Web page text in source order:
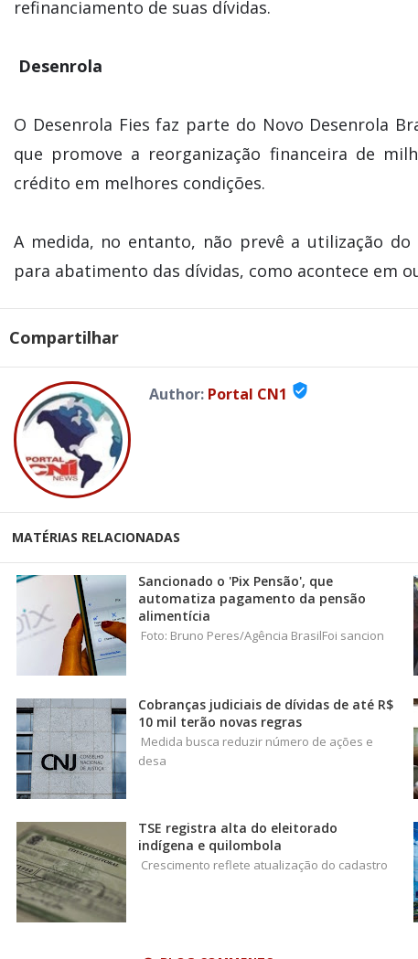
refinanciamento de suas dívidas.
Desenrola
O Desenrola Fies faz parte do Novo Desenrola
que promove a reorganização financeira de
crédito em melhores condições.
A medida, no entanto, não prevê a utilização do
para abatimento das dívidas, como acontece em
Compartilhar
Author: Portal CN1 verified_user
MATÉRIAS RELACIONADAS
Sancionado o 'Pix Pensão', que
automatiza pagamento da pensão
alimentícia
Foto: Bruno Peres/Agência BrasilFoi sancion
Cobranças judiciais de dívidas de até R$
10 mil terão novas regras
Medida busca reduzir número de ações e
desa
TSE registra alta do eleitorado
indígena e quilombola
Crescimento reflete atualização do cadastro